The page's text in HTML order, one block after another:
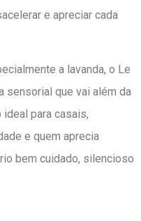
e apreciar cada
a lavanda, o Le
sensorial que vai além da
para casais,
e quem aprecia
bem cuidado, silencioso